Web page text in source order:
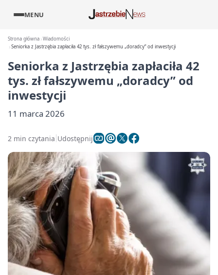
MENU
Strona główna Wiadomości
Seniorka z Jastrzębia zapłaciła 42 tys. zł fałszywemu „doradcy” od inwestycji
Seniorka z Jastrzębia zapłaciła 42
tys. zł fałszywemu „doradcy” od
inwestycji
11 marca 2026
2 min czytania Udostępnij